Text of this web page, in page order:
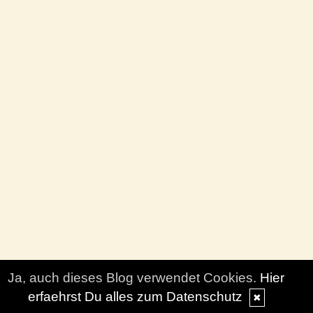
Ja, auch dieses Blog verwendet Cookies. Hier
erfaehrst Du alles zum Datenschutz
✖